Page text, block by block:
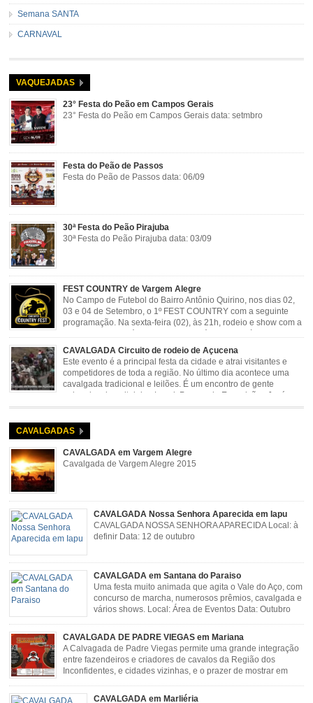
Semana SANTA
CARNAVAL
VAQUEJADAS
23° Festa do Peão em Campos Gerais
23° Festa do Peão em Campos Gerais data: setmbro
Festa do Peão de Passos
Festa do Peão de Passos data: 06/09
30ª Festa do Peão Pirajuba
30ª Festa do Peão Pirajuba data: 03/09
FEST COUNTRY de Vargem Alegre
No Campo de Futebol do Bairro Antônio Quirino, nos dias 02,
03 e 04 de Setembro, o 1º FEST COUNTRY com a seguinte
programação. Na sexta-feira (02), às 21h, rodeio e show com a
rodeio e shows com o Trio Pé de Cedro e o Trio […]
CAVALGADA Circuito de rodeio de Açucena
Este evento é a principal festa da cidade e atrai visitantes e
competidores de toda a região. No último dia acontece uma
cavalgada tradicional e leilões. É um encontro de gente
animada e hospitaleira. Local: Parque de Exposições José
Rosa Guimarães, Açucena Data: Setembro
CAVALGADAS
CAVALGADA em Vargem Alegre
Cavalgada de Vargem Alegre 2015
CAVALGADA Nossa Senhora Aparecida em Iapu
CAVALGADA NOSSA SENHORA APARECIDA Local: à
definir Data: 12 de outubro
CAVALGADA em Santana do Paraiso
Uma festa muito animada que agita o Vale do Aço, com
concurso de marcha, numerosos prêmios, cavalgada e
vários shows. Local: Área de Eventos Data: Outubro
CAVALGADA DE PADRE VIEGAS em Mariana
A Calvagada de Padre Viegas permite uma grande integração
entre fazendeiros e criadores de cavalos da Região dos
Inconfidentes, e cidades vizinhas, e o prazer de mostrar em
resgata cultura e saúde além de contar com apresentações musicais. Local:
CAVALGADA em Marliéria